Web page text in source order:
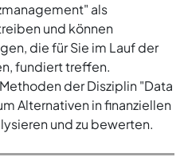
als
und können
die für Sie im Lauf der
fundiert treffen.
der Disziplin "Data
Alternativen in finanziellen
und zu bewerten.